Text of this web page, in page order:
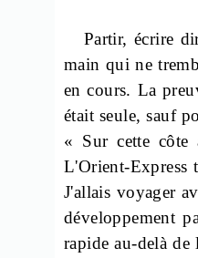
Partir, écrire
main qui ne
en cours. La
était seule, sauf
« Sur cette côte
L'Orient-
J'allais voyager
développement
rapide au-delà